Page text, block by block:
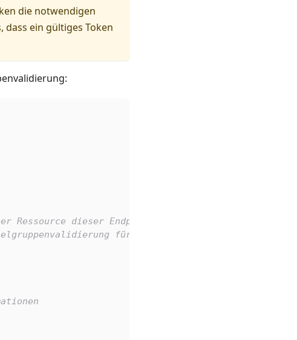
die notwendigen
ein gültiges Token
Ressource dieser Endpunkt gehört
für Sicherheit